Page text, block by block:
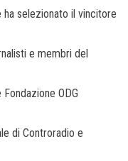
ha selezionato il vincitore
e membri del
ODG
di Controradio e